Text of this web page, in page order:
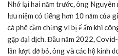
Nhớ lại hai năm trước, ông
lưu niệm có tiếng hơn 10 năm của
cà phê cầm chừng vì bị ế ẩm khi
gặp đại dịch. Đầu năm 2022,
lần lượt dỡ bỏ, ông và các hộ kinh